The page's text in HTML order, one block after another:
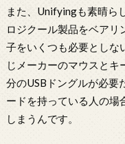
また、Unifyingも素晴ら
ロジクール製品をベアリ
子をいくつも必要としな
じメーカーのマウスと
分のUSBドングルが必要
ードを持っている人の場
しまうんです。